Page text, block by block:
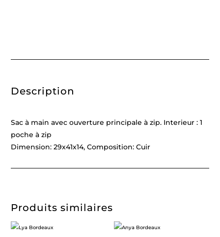
Description
Sac à main avec ouverture principale à zip. Interieur : 1
poche à zip
Dimension: 29x41x14, Composition: Cuir
Produits similaires